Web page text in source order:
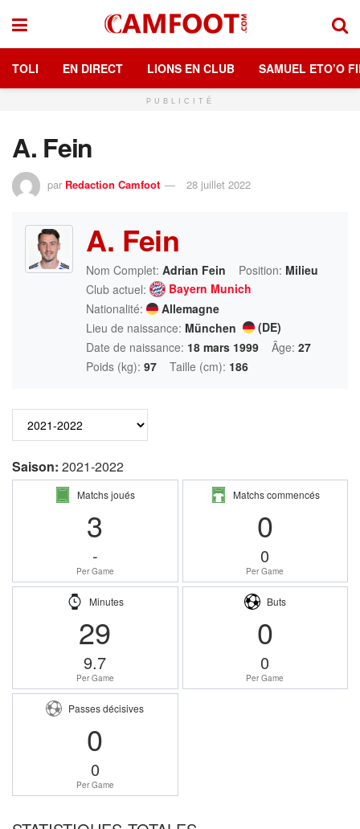
TOLI EN DIRECT LIONS EN CLUB SAMUEL ETO’O
PUBLICITÉ
A. Fein
par Redaction Camfoot 28 juillet 2022
A. Fein
Nom Complet: Adrian Fein Position: Milieu
Club actuel:
Bayern Munich
Nationalité:
Allemagne
Lieu de naissance: München
(DE)
Date de naissance: 18 mars 1999 Âge: 27
Poids (kg): 97 Taille (cm): 186
Saison: 2021-2022
Matchs joués
3
-
Per Game
Matchs commencés
0
0
Per Game
Minutes
29
9.7
Per Game
Buts
0
0
Per Game
Passes décisives
0
0
Per Game